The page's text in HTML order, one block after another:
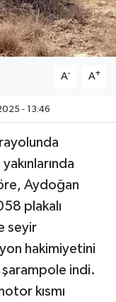
A- A+
- 13:46
Aydoğan
plakalı
seyir
hakimiyetini
şarampole indi.
kısmı